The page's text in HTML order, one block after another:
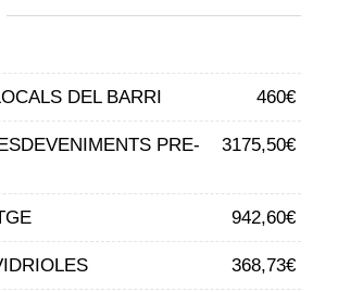
DEL BARRI 460€
PRE-
3175,50€
942,60€
368,73€